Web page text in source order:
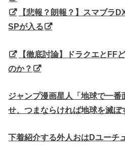
【悲報？朗報？】スマブラ
SPが入る
【徹底討論】ドラクエとFF
のか？
ジャンプ漫画星人「地球で一番
せ、つまならければ地球を滅
下着紹介する外人おはDユーチ